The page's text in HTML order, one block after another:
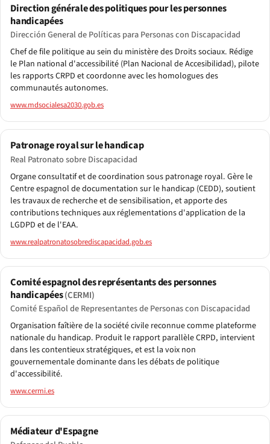
Direction générale des politiques pour les personnes
handicapées
Dirección General de Políticas para Personas con Discapacidad
Chef de file politique au sein du ministère des Droits sociaux. Rédige
le Plan national d'accessibilité (Plan Nacional de Accesibilidad), pilote
les rapports CRPD et coordonne avec les homologues des
communautés autonomes.
www.mdsocialesa2030.gob.es
Patronage royal sur le handicap
Real Patronato sobre Discapacidad
Organe consultatif et de coordination sous patronage royal. Gère le
Centre espagnol de documentation sur le handicap (CEDD), soutient
les travaux de recherche et de sensibilisation, et apporte des
contributions techniques aux réglementations d'application de la
LGDPD et de l'EAA.
www.realpatronatosobrediscapacidad.gob.es
Comité espagnol des représentants des personnes
handicapées(CERMI)
Comité Español de Representantes de Personas con Discapacidad
Organisation faîtière de la société civile reconnue comme plateforme
nationale du handicap. Produit le rapport parallèle CRPD, intervient
dans les contentieux stratégiques, et est la voix non
gouvernementale dominante dans les débats de politique
d'accessibilité.
www.cermi.es
Médiateur d'Espagne